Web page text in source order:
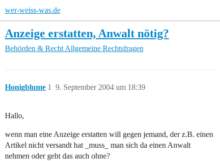
wer-weiss-was.de
Anzeige erstatten, Anwalt nötig?
Behörden & Recht Allgemeine Rechtsfragen
Honigblume 9. September 2004 um 18:39
1
Hallo,
wenn man eine Anzeige erstatten will gegen jemand, der z.B. einen
Artikel nicht versandt hat _muss_ man sich da einen Anwalt
nehmen oder geht das auch ohne?